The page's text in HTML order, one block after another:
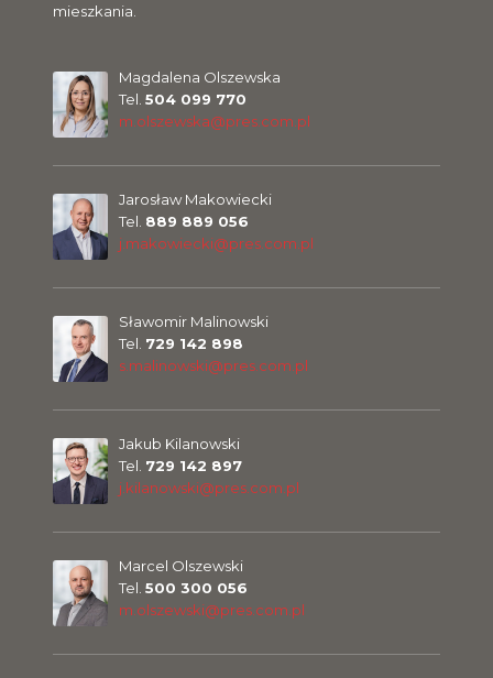
mieszkania.
Magdalena Olszewska
Tel. 504 099 770
m.olszewska@pres.com.pl
Jarosław Makowiecki
Tel. 889 889 056
j.makowiecki@pres.com.pl
Sławomir Malinowski
Tel. 729 142 898
s.malinowski@pres.com.pl
Jakub Kilanowski
Tel. 729 142 897
j.kilanowski@pres.com.pl
Marcel Olszewski
Tel. 500 300 056
m.olszewski@pres.com.pl